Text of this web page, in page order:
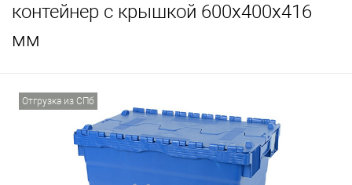
контейнер с крышкой 600х400х416
мм
Отгрузка из СПб